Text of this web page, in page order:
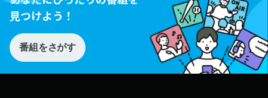
見つけよう！
番組をさがす